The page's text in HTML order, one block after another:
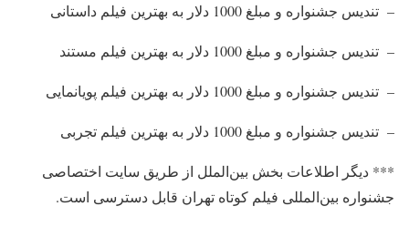
– تندیس جشنواره و مبلغ 1000 دلار به بهترین فیلم داستانی
– تندیس جشنواره و مبلغ 1000 دلار به بهترین فیلم مستند
– تندیس جشنواره و مبلغ 1000 دلار به بهترین فیلم پویانمایی
– تندیس جشنواره و مبلغ 1000 دلار به بهترین فیلم تجربی
*** دیگر اطلاعات بخش بین‌الملل از طریق سایت اختصاصی
جشنواره بین‌المللی فیلم کوتاه تهران قابل دسترسی است.